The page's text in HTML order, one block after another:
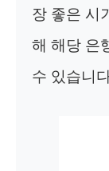
장 좋은 시
해 해당 은
수 있습니